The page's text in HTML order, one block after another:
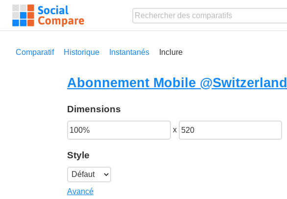
Comparatif Historique Instantanés Inclure
Abonnement Mobile @Switzerland
Dimensions
x
Style
Avancé